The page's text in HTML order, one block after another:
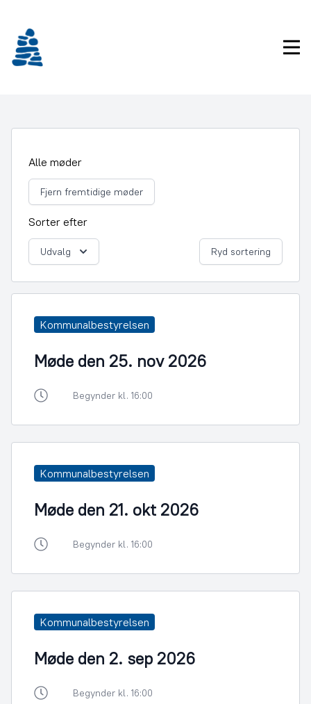
indhold
Alle møder
Fjern fremtidige møder
Sorter efter
Udvalg Ryd sortering
Kommunalbestyrelsen
Møde den 25. nov 2026
Begynder kl. 16:00
Kommunalbestyrelsen
Møde den 21. okt 2026
Begynder kl. 16:00
Kommunalbestyrelsen
Møde den 2. sep 2026
Begynder kl. 16:00